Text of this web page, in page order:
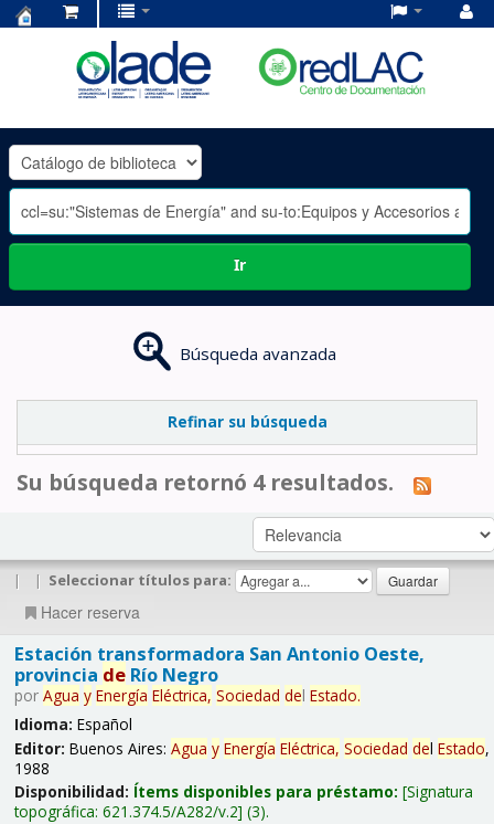
OLADE
-
Ir
Búsqueda avanzada
Refinar su búsqueda
Su búsqueda retornó 4 resultados.
| | Seleccionar títulos para:
Hacer reserva
Estación transformadora San Antonio Oeste,
provincia deRío Negro
por Agua y Energía Eléctrica, Sociedad del Estado.
Idioma: Español
Editor: Buenos Aires: Agua y Energía Eléctrica, Sociedad del Estado,
1988
Disponibilidad: Ítems disponibles para préstamo: Signatura
topográfica: 621.374.5/A282/v.2 (3).